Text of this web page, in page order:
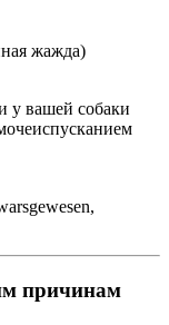
жажда)
у вашей собаки
причинам